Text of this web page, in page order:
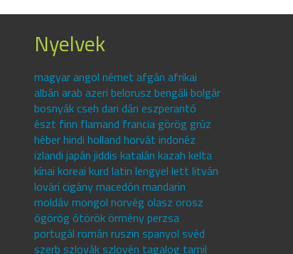
Nyelvek
magyar angol német afgán afrikai
albán arab azeri belorusz bengáli bolgár
bosnyák cseh dari dán eszperantó
észt finn flamand francia görög grúz
héber hindi holland horvát indonéz
izlandi japán jiddis katalán kazah kelta
kínai koreai kurd latin lengyel lett litván
lovári cigány macedón mandarin
moldáv mongol norvég olasz orosz
ógörög ótörök örmény perzsa
portugál román ruszin spanyol svéd
szerb szlovák szlovén tagalog tamil